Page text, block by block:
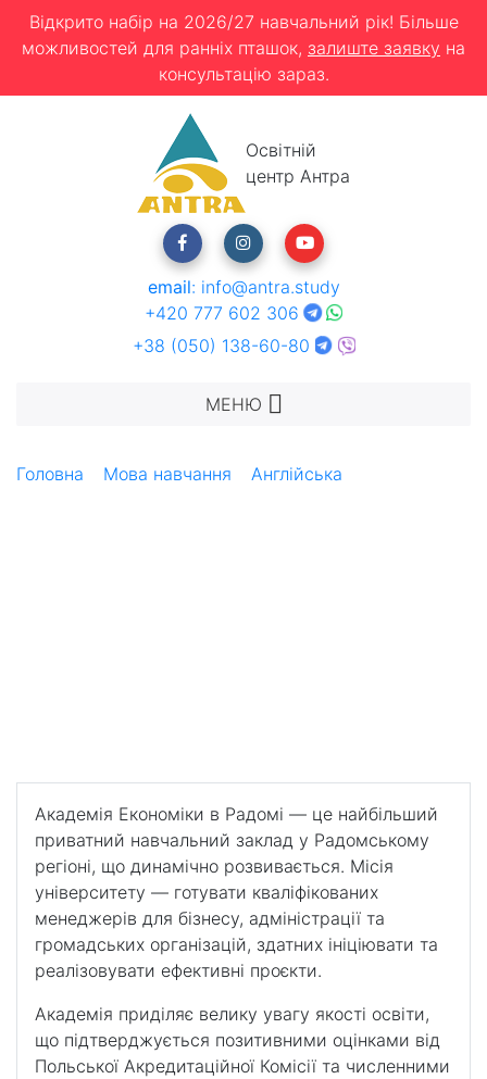
Відкрито набір на 2026/27 навчальний рік! Більше
можливостей для ранніх пташок, залиште заявку на
консультацію зараз.
Освітній
центр Антра
email: info@antra.study
+420 777 602 306
+38 (050) 138-60-80
МЕНЮ
Головна Мова навчання Англійська
Академія Економіки в Радомі — це найбільший
приватний навчальний заклад у Радомському
регіоні, що динамічно розвивається. Місія
університету — готувати кваліфікованих
менеджерів для бізнесу, адміністрації та
громадських організацій, здатних ініціювати та
реалізовувати ефективні проєкти.
Академія приділяє велику увагу якості освіти,
що підтверджується позитивними оцінками від
Польської Акредитаційної Комісії та численними